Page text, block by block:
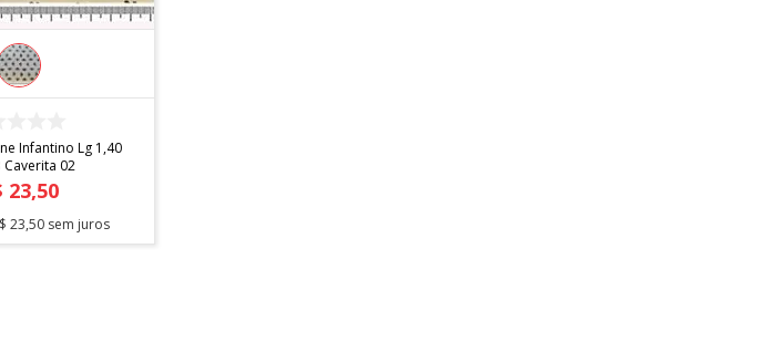
Infantino Lg 1,40
Caverita 02
23,50
23,50 sem juros